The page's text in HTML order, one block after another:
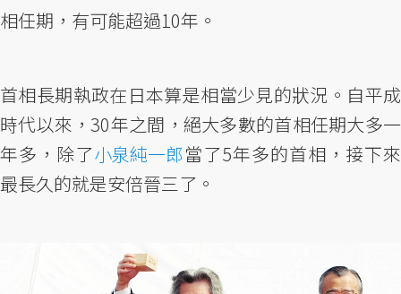
相任期，有可能超過10年。
首相長期執政在日本算是相當少見的狀況。自平成
時代以來，30年之間，絕大多數的首相任期大多一
年多，除了小泉純一郎當了5年多的首相，接下來
最長久的就是安倍晉三了。